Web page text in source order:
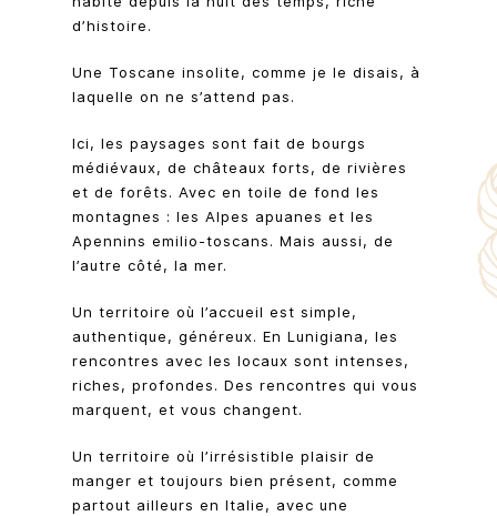
d’histoire.
Une Toscane insolite, comme je le disais, à
laquelle on ne s’attend pas.
Ici, les paysages sont fait de bourgs
médiévaux, de châteaux forts, de rivières
et de forêts. Avec en toile de fond les
montagnes : les Alpes apuanes et les
Apennins emilio-toscans. Mais aussi, de
l’autre côté, la mer.
Un territoire où l’accueil est simple,
authentique, généreux. En Lunigiana, les
rencontres avec les locaux sont intenses,
riches, profondes. Des rencontres qui vous
marquent, et vous changent.
Un territoire où l’irrésistible plaisir de
manger et toujours bien présent, comme
partout ailleurs en Italie, avec une